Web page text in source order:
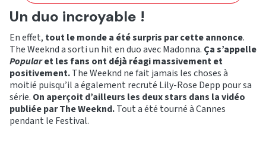
Un duo incroyable !
En effet, tout le monde a été surpris par cette annonce.
The Weeknd a sorti un hit en duo avec Madonna. Ça s’appelle
Popularet les fans ont déjà réagi massivement et
positivement.The Weeknd ne fait jamais les choses à
moitié puisqu’il a également recruté Lily-Rose Depp pour sa
série. On aperçoit d’ailleurs les deux stars dans la vidéo
publiée par The Weeknd.Tout a été tourné à Cannes
pendant le Festival.